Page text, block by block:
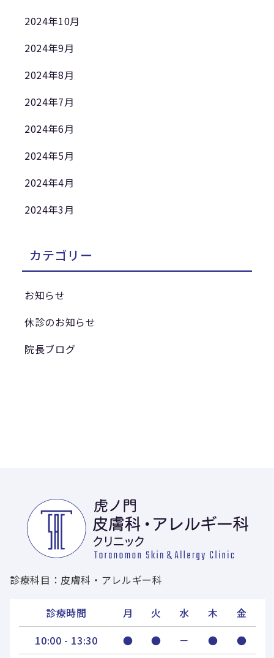
2024年10月
2024年9月
2024年8月
2024年7月
2024年6月
2024年5月
2024年4月
2024年3月
カテゴリー
お知らせ
休診のお知らせ
院長ブログ
診療科目：皮膚科・アレルギー科
診療時間 月 火 水 木
金
10:00 - 13:30
● ● － ●
●